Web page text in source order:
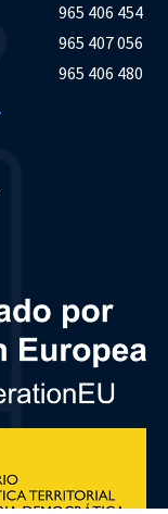
965 406 454
965 407 056
965 406 480